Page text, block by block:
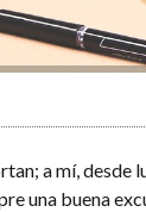
a mí, desde
una buena